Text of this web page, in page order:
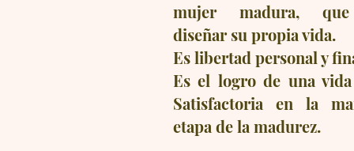
mujer madura,
diseñar su propia vida.
Es libertad personal y
Es el logro de una
Satisfactoria en la
etapa de la madurez.